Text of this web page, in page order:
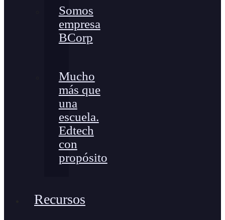
Somos
empresa
BCorp
Mucho
más que
una
escuela.
Edtech
con
propósito
Recursos